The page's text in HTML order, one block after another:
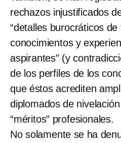
rechazos injustificados
“detalles burocráticos
conocimientos y
aspirantes” (y
de los perfiles de los
que éstos acrediten
diplomados de
“méritos” profesionales.
No solamente se ha